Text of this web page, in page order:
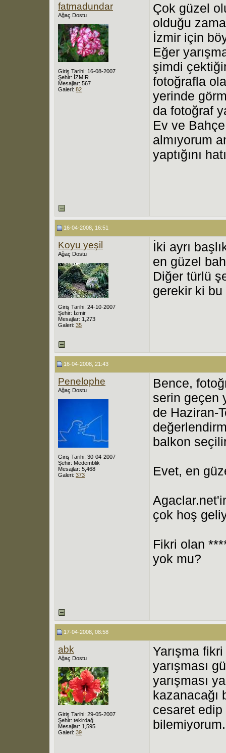
fatmadundar
Ağaç Dostu
Giriş Tarihi: 16-08-2007
Şehir: İZMİR
Mesajlar: 567
Galeri: 82
Çok güzel
olduğu
İzmir için
Eğer
şimdi
fotoğrafla
yerinde
da fotoğraf
Ev ve
almıyorum
yaptığını
16-04-2008, 16:51
Koyu yeşil
Ağaç Dostu
Giriş Tarihi: 24-10-2007
Şehir: İzmir
Mesajlar: 1,273
Galeri: 35
İki ayrı
en güzel
Diğer türlü
gerekir ki bu
16-04-2008, 21:43
Penelophe
Ağaç Dostu
Giriş Tarihi: 30-04-2007
Şehir: Medemblik
Mesajlar: 5,468
Galeri: 373
Bence,
serin geçen
de Haziran-
balkon
Evet, en
çok hoş
Fikri olan
yok mu?
17-04-2008, 08:58
abk
Ağaç Dostu
Giriş Tarihi: 29-05-2007
Şehir: tekirdağ
Mesajlar: 1,595
Galeri: 39
Yarışma
yarışması
yarışması
kazanacağı
cesaret edip
bilemiyorum.